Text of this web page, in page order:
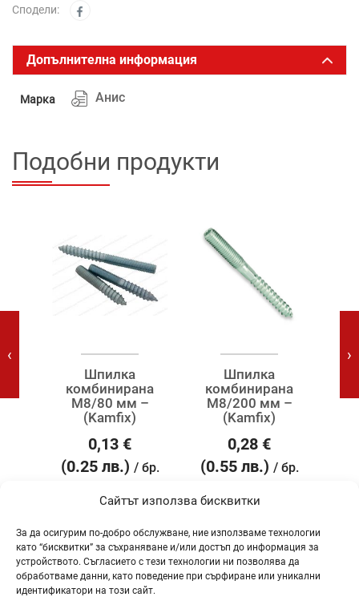
Сайтът използва бисквитки
За да осигурим по-добро обслужване, ние използваме технологии
като “бисквитки” за съхраняване и/или достъп до информация за
устройството. Съгласието с тези технологии ни позволява да
обработваме данни, като поведение при сърфиране или уникални
идентификатори на този сайт.
Сподели:
Допълнителна информация
Марка Анис
Подобни продукти
–
Шпилка
комбинирана
М8/80 мм –
(Kamfix)
0,13 €
(0.25 лв.) / бр.
Шпилка
комбинирана
М8/200 мм –
(Kamfix)
0,28 €
(0.55 лв.) / бр.
‹ ›
ТАГОВЕ